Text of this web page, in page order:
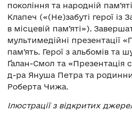
покоління та народній
Клапеч («(Не)забуті герої із
в місцевій пам’яті»).
мультимедійні презентації
пам’ять. Герої з альбомів та
Ґалан-Смол та «Презентація
д-ра Януша Петра та
Роберта Чижа.
Ілюстрації з відкритих